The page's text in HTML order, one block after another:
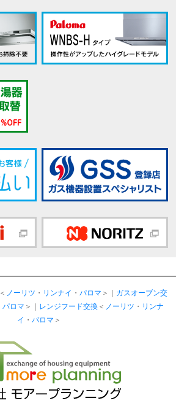
＜ ノーリツ ・ リンナイ ・ パロマ ＞｜ ガスオーブン交
パロマ ＞｜ レンジフード交換 ＜ ノーリツ ・ リンナ
イ ・ パロマ ＞